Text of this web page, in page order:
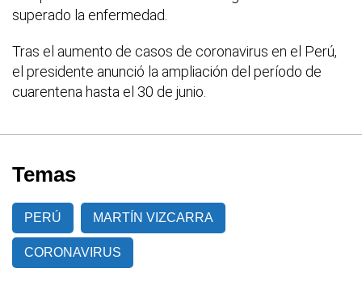
superado la enfermedad.
Tras el aumento de casos de coronavirus en el Perú,
el presidente anunció la ampliación del período de
cuarentena hasta el 30 de junio.
Temas
PERÚ MARTÍN VIZCARRA
CORONAVIRUS